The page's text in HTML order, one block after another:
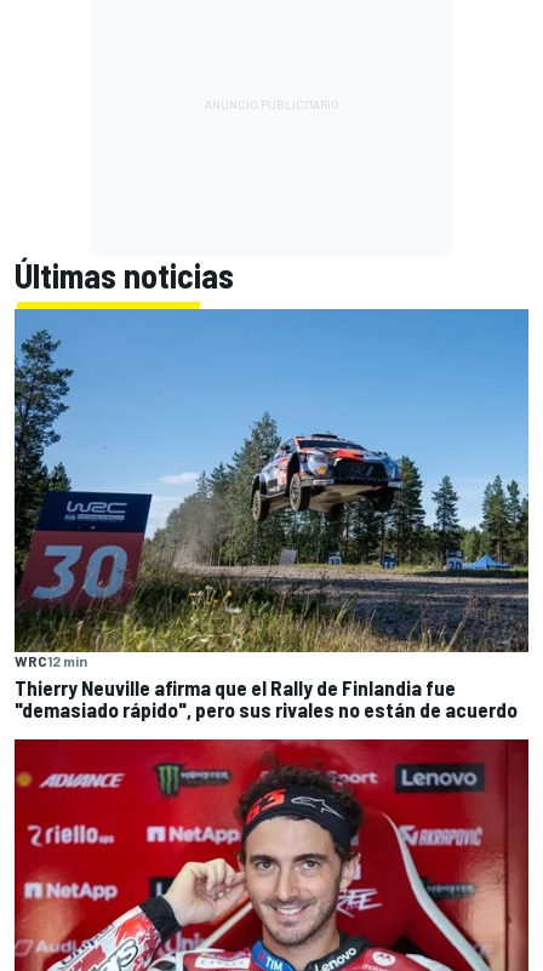
Últimas noticias
WRC12 min
Thierry Neuville afirma que el Rally de Finlandia fue
"demasiado rápido", pero sus rivales no están de acuerdo